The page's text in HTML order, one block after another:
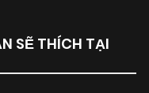
SẼ THÍCH TẠI